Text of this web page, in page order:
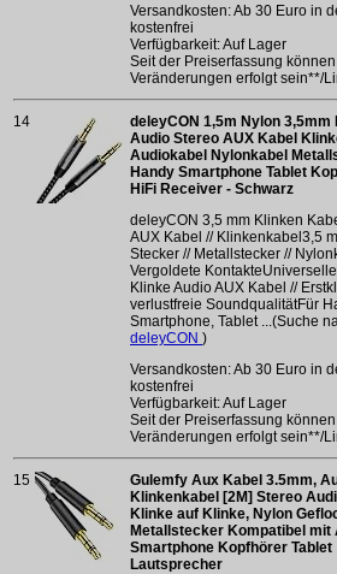
Versandkosten: Ab 30 Euro in
kostenfrei
Verfügbarkeit: Auf Lager
Seit der Preiserfassung können
Veränderungen erfolgt sein**/
14
deleyCON 1,5m Nylon 3,5mm
Audio Stereo AUX Kabel
Audiokabel Nylonkabel
Handy Smartphone Tablet
HiFi Receiver - Schwarz
deleyCON 3,5 mm Klinken
AUX Kabel // Klinkenkabel3,5
Stecker // Metallstecker //
Vergoldete
Klinke Audio AUX Kabel //
verlustfreie SoundqualitätFür
Smartphone, Tablet ...(Suche
deleyCON )
Versandkosten: Ab 30 Euro in
kostenfrei
Verfügbarkeit: Auf Lager
Seit der Preiserfassung können
Veränderungen erfolgt sein**/
15
Gulemfy Aux Kabel 3.5mm,
Klinkenkabel [2M] Stereo
Klinke auf Klinke, Nylon
Metallstecker Kompatibel mit
Smartphone Kopfhörer Tablet
Lautsprecher